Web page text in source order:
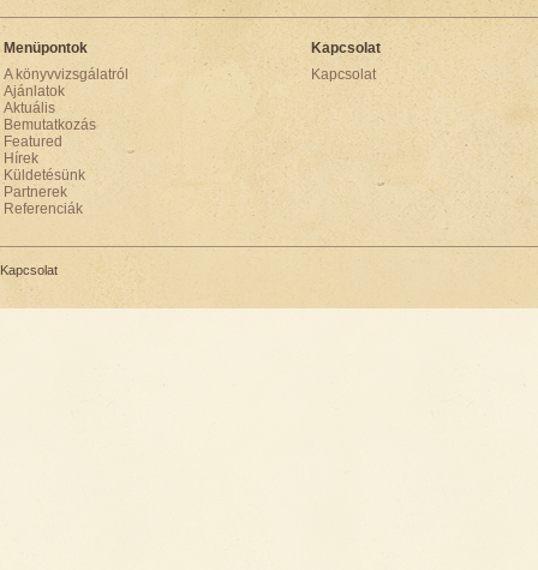
Menüpontok
A könyvvizsgálatról
Ajánlatok
Aktuális
Bemutatkozás
Featured
Hírek
Küldetésünk
Partnerek
Referenciák
Kapcsolat
Kapcsolat
Kapcsolat